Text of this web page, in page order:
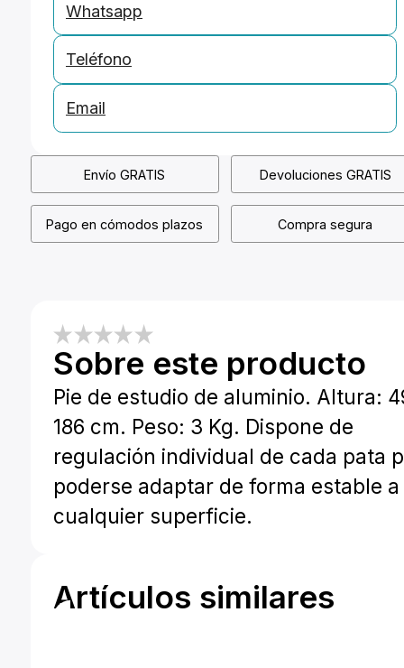
Whatsapp
Teléfono
Email
Envío GRATIS Devoluciones GRATIS
Pago en cómodos plazos Compra segura
Sobre este producto
Pie de estudio de aluminio. Altura:
186 cm. Peso: 3 Kg. Dispone de
regulación individual de cada pata
poderse adaptar de forma estable a
cualquier superficie.
Artículos similares